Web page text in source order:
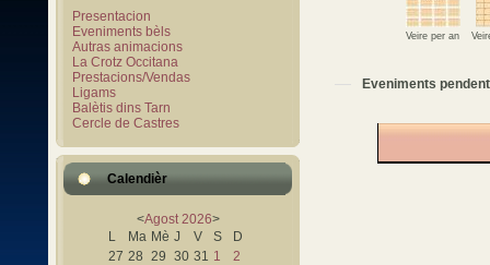
Presentacion
Eveniments bèls
Autras animacions
La Crotz Occitana
Prestacions/Vendas
Ligams
Balètis dins Tarn
Cercle de Castres
Calendièr
<Agost 2026>
L
Ma Mè J V S
D
27 28 29 30 31 1
2
Veire per an
Eveniments pendent